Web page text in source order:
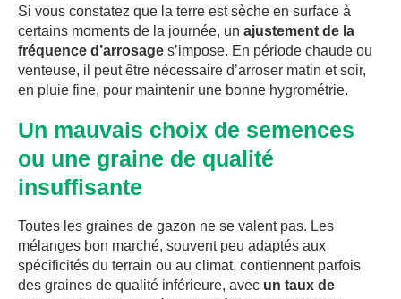
Si vous constatez que la terre est sèche en surface à
certains moments de la journée, un ajustement de la
fréquence d’arrosage s’impose. En période chaude ou
venteuse, il peut être nécessaire d’arroser matin et soir,
en pluie fine, pour maintenir une bonne hygrométrie.
Un mauvais choix de semences
ou une graine de qualité
insuffisante
Toutes les graines de gazon ne se valent pas. Les
mélanges bon marché, souvent peu adaptés aux
spécificités du terrain ou au climat, contiennent parfois
des graines de qualité inférieure, avec un taux de